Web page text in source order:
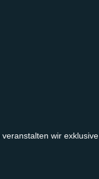
veranstalten wir exklusive